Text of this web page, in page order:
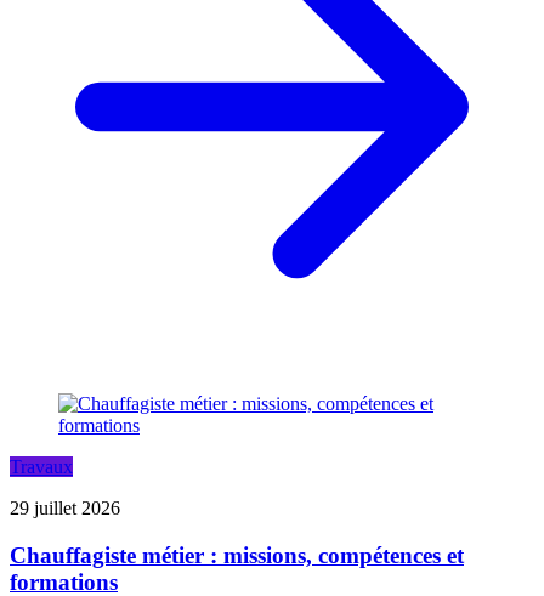
Travaux
29 juillet 2026
Chauffagiste métier : missions, compétences et
formations